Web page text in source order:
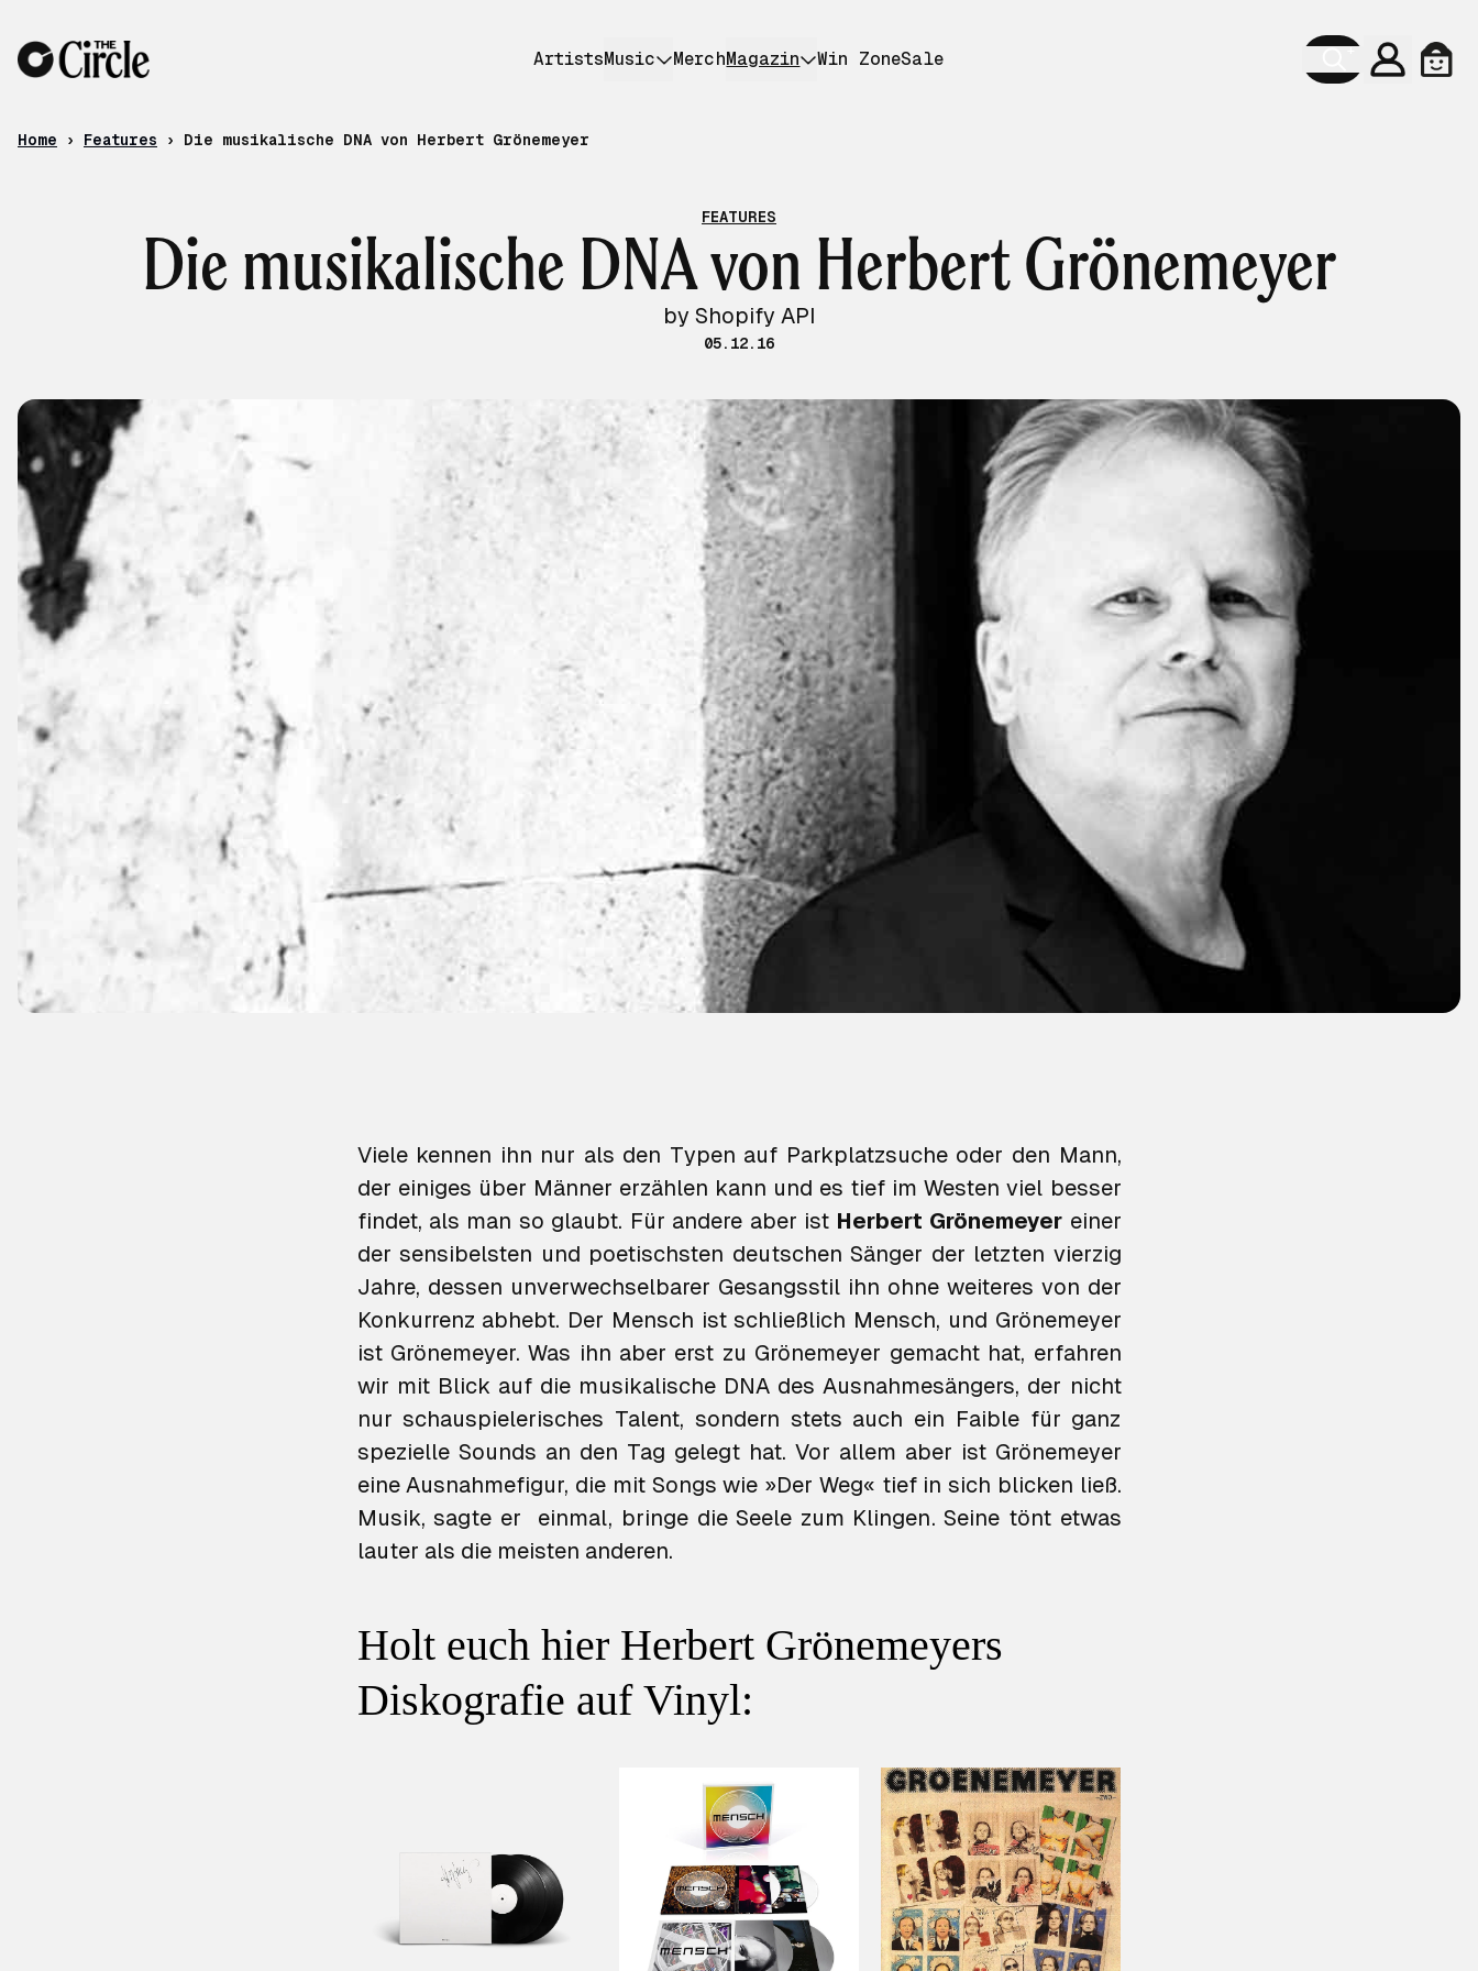
ArtistsMusic MerchMagazin Win ZoneSale
Account
Cart
Home › Features › Die musikalische DNA von Herbert Grönemeyer
FEATURES
Die musikalische DNA von Herbert Grönemeyer
by Shopify API
05.12.16
Viele kennen ihn nur als den Typen auf Parkplatzsuche oder den Mann,
der einiges über Männer erzählen kann und es tief im Westen viel besser
findet, als man so glaubt. Für andere aber ist Herbert Grönemeyereiner
der sensibelsten und poetischsten deutschen Sänger der letzten vierzig
Jahre, dessen unverwechselbarer Gesangsstil ihn ohne weiteres von der
Konkurrenz abhebt. Der Mensch ist schließlich Mensch, und Grönemeyer
ist Grönemeyer. Was ihn aber erst zu Grönemeyer gemacht hat, erfahren
wir mit Blick auf die musikalische DNA des Ausnahmesängers, der nicht
nur schauspielerisches Talent, sondern stets auch ein Faible für ganz
spezielle Sounds an den Tag gelegt hat. Vor allem aber ist Grönemeyer
eine Ausnahmefigur, die mit Songs wie »Der Weg« tief in sich blicken ließ.
Musik, sagte er einmal, bringe die Seele zum Klingen. Seine tönt etwas
lauter als die meisten anderen.
Holt euch hier Herbert Grönemeyers
Diskografie auf Vinyl: